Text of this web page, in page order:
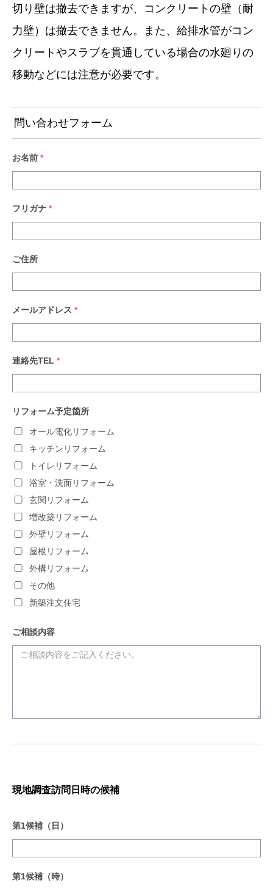
切り壁は撤去できますが、コンクリートの壁（耐
力壁）は撤去できません。また、給排水管がコン
クリートやスラブを貫通している場合の水廻りの
移動などには注意が必要です。
問い合わせフォーム
お名前 *
フリガナ *
ご住所
メールアドレス *
連絡先TEL *
リフォーム予定箇所
オール電化リフォーム
キッチンリフォーム
トイレリフォーム
浴室・洗面リフォーム
玄関リフォーム
増改築リフォーム
外壁リフォーム
屋根リフォーム
外構リフォーム
その他
新築注文住宅
ご相談内容
現地調査訪問日時の候補
第1候補（日）
第1候補（時）